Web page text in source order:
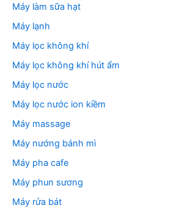
Máy làm sữa hạt
Máy lạnh
Máy lọc không khí
Máy lọc không khí hút ẩm
Máy lọc nước
Máy lọc nước ion kiềm
Máy massage
Máy nướng bánh mì
Máy pha cafe
Máy phun sương
Máy rửa bát